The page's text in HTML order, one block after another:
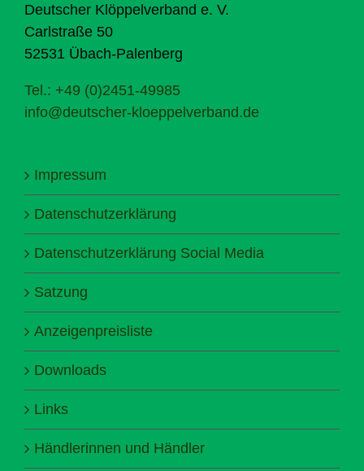
Deutscher Klöppelverband e. V.
Carlstraße 50
52531 Übach-Palenberg
Tel.: +49 (0)2451-49985
info@deutscher-kloeppelverband.de
Impressum
Datenschutzerklärung
Datenschutzerklärung Social Media
Satzung
Anzeigenpreisliste
Downloads
Links
Händlerinnen und Händler